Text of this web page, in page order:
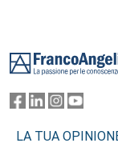
LA TUA